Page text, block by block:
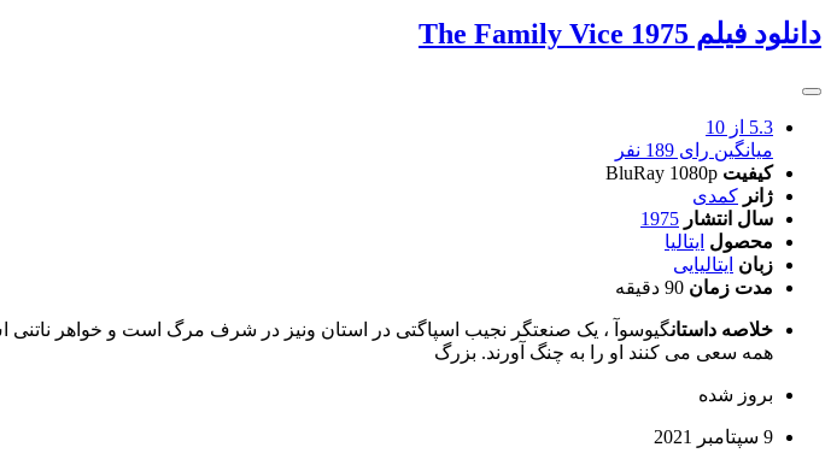
دانلود فیلم The Family Vice 1975
5.3 از 10
میانگین رای 189 نفر
کیفیت BluRay 1080p
ژانر کمدی
سال انتشار 1975
محصول ایتالیا
زبان ایتالیایی
مدت زمان 90 دقیقه
خلاصه داستانگیوسوآ ، یک صنعتگر نجیب اسپاگتی در استان ونیز در شرف مرگ است و خواهر
همه سعی می کنند او را به چنگ آورند. بزرگ
بروز‌ شده
9 سپتامبر 2021